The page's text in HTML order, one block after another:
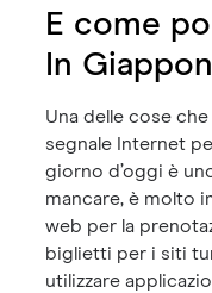
E come
In
Una delle cose
segnale Internet
giorno d’oggi è
mancare, è molto
web per la
biglietti per i siti
utilizzare